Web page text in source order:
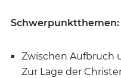
Schwerpunktthemen:
Zwischen Aufbruch
Zur Lage der